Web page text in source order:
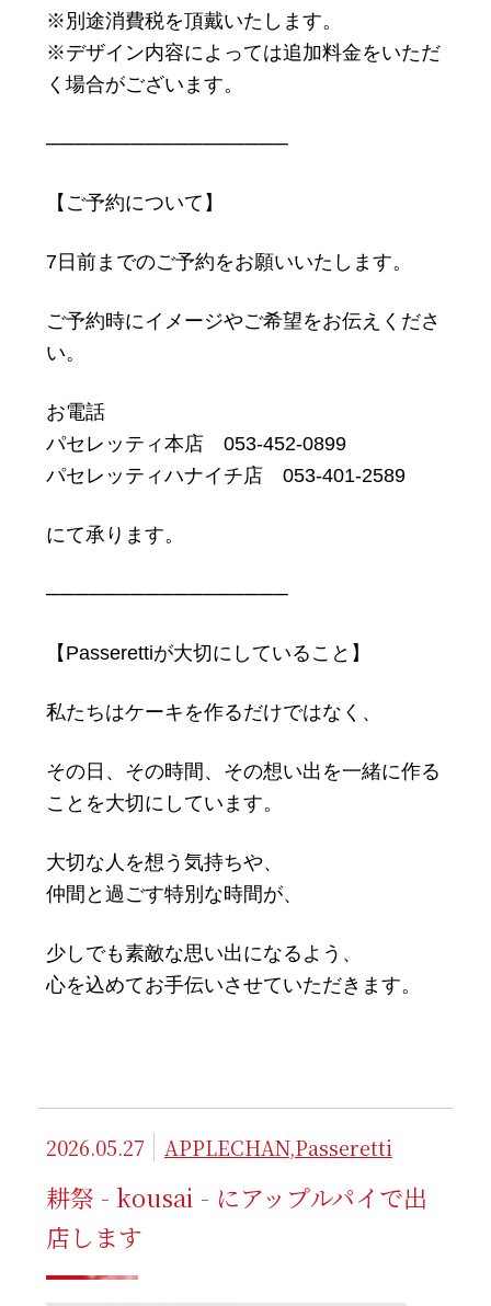
※別途消費税を頂戴いたします。
※デザイン内容によっては追加料金をいただ
く場合がございます。
─────────────────
【ご予約について】
7日前までのご予約をお願いいたします。
ご予約時にイメージやご希望をお伝えくださ
い。
お電話
パセレッティ本店 053-452-0899
パセレッティハナイチ店 053-401-2589
にて承ります。
─────────────────
【Passerettiが大切にしていること】
私たちはケーキを作るだけではなく、
その日、その時間、その想い出を一緒に作る
ことを大切にしています。
大切な人を想う気持ちや、
仲間と過ごす特別な時間が、
少しでも素敵な思い出になるよう、
心を込めてお手伝いさせていただきます。
2026.05.27 APPLECHAN,Passeretti
耕祭 - kousai - にアップルパイで出
店します